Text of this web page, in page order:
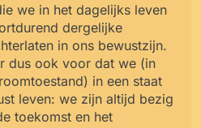
we in het dagelijks leven
dergelijke
in ons bewustzijn.
dus ook voor dat we (in
in een staat
leven: we zijn altijd bezig
toekomst en het